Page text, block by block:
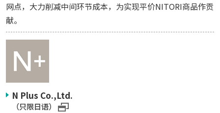
网点，大力削减中间环节成本，为实现平价NITORI商品作贡
献。
N Plus Co.,Ltd.
（只限日语）